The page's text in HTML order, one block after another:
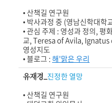
•산책길 연구원
• 박사과정 중 (영남신학대학
• 관심 주제 : 영성과 정의, 평
교,Teresa of Avila, Ignatus
영성지도
• 블로그 :해'맑은 우리
유재경_ 진정한 열망
• 산책길 연구원